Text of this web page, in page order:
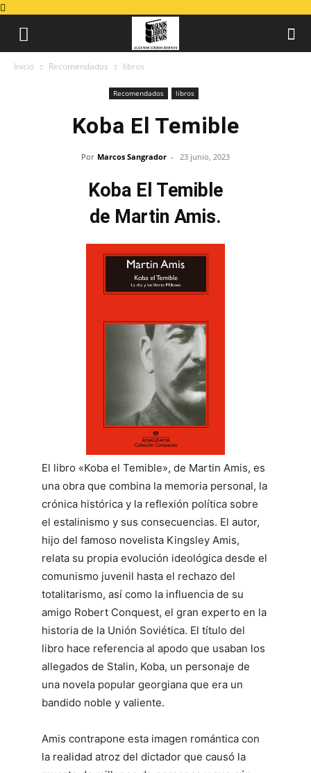
Inicio Recomendados libros
Recomendados libros
Koba El Temible
Por Marcos Sangrador - 23 junio, 2023
Koba El Temible
de Martin Amis.
El libro «Koba el Temible», de Martin Amis, es
una obra que combina la memoria personal, la
crónica histórica y la reflexión política sobre
el estalinismo y sus consecuencias. El autor,
hijo del famoso novelista Kingsley Amis,
relata su propia evolución ideológica desde el
comunismo juvenil hasta el rechazo del
totalitarismo, así como la influencia de su
amigo Robert Conquest, el gran experto en la
historia de la Unión Soviética. El título del
libro hace referencia al apodo que usaban los
allegados de Stalin, Koba, un personaje de
una novela popular georgiana que era un
bandido noble y valiente.
Amis contrapone esta imagen romántica con
la realidad atroz del dictador que causó la